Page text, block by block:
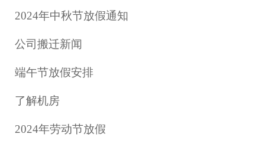
2024年中秋节放假通知
公司搬迁新闻
端午节放假安排
了解机房
2024年劳动节放假